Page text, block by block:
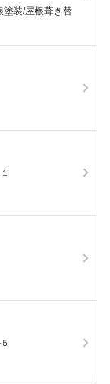
塗装/屋根葺き替